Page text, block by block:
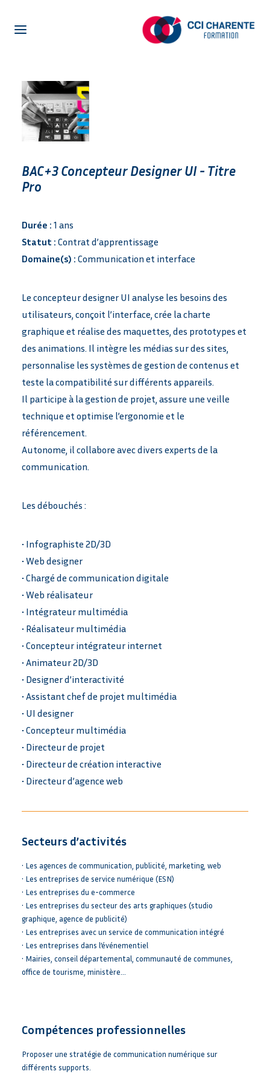
LA FORMATION EN ALTERNANCE
LA FORMATION POUR ADULTES
CENTRE D’ETUDE DE LANGUES
ACTUALITÉS
OFFRES EN ALTERNANCE
NETYPAREO
BAC+3 Concepteur Designer UI - Titre
Pro
Durée : 1 ans
Statut : Contrat d’apprentissage
Domaine(s) : Communication et interface
Le concepteur designer UI analyse les besoins des
utilisateurs, conçoit l’interface, crée la charte
graphique et réalise des maquettes, des prototypes et
des animations. Il intègre les médias sur des sites,
personnalise les systèmes de gestion de contenus et
teste la compatibilité sur différents appareils.
Il participe à la gestion de projet, assure une veille
technique et optimise l’ergonomie et le
référencement.
Autonome, il collabore avec divers experts de la
communication.
Les débouchés :
• Infographiste 2D/3D
• Web designer
• Chargé de communication digitale
• Web réalisateur
• Intégrateur multimédia
• Réalisateur multimédia
• Concepteur intégrateur internet
• Animateur 2D/3D
• Designer d’interactivité
• Assistant chef de projet multimédia
• UI designer
• Concepteur multimédia
• Directeur de projet
• Directeur de création interactive
• Directeur d’agence web
Secteurs d’activités
• Les agences de communication, publicité, marketing, web
• Les entreprises de service numérique (ESN)
• Les entreprises du e-commerce
• Les entreprises du secteur des arts graphiques (studio
graphique, agence de publicité)
• Les entreprises avec un service de communication intégré
• Les entreprises dans l’événementiel
• Mairies, conseil départemental, communauté de communes,
office de tourisme, ministère…
Compétences professionnelles
Proposer une stratégie de communication numérique sur
différents supports.